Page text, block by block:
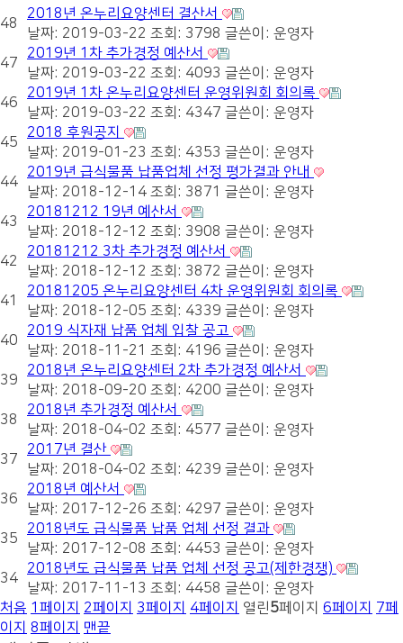
48
2018년 온누리요양센터 결산서
날짜: 2019-03-22 조회: 3798 글쓴이: 운영자
47
2019년 1차 추가경정 예산서
날짜: 2019-03-22 조회: 4093 글쓴이: 운영자
46
2019년 1차 온누리요양센터 운영위원회 회의록
날짜: 2019-03-22 조회: 4347 글쓴이: 운영자
45
2018 후원공지
날짜: 2019-01-23 조회: 4353 글쓴이: 운영자
44
2019년 급식물품 납품업체 선정 평가결과 안내
날짜: 2018-12-14 조회: 3871 글쓴이: 운영자
43
20181212 19년 예산서
날짜: 2018-12-12 조회: 3908 글쓴이: 운영자
42
20181212 3차 추가경정 예산서
날짜: 2018-12-12 조회: 3872 글쓴이: 운영자
41
20181205 온누리요양센터 4차 운영위원회 회의록
날짜: 2018-12-05 조회: 4339 글쓴이: 운영자
40
2019 식자재 납품 업체 입찰 공고
날짜: 2018-11-21 조회: 4196 글쓴이: 운영자
39
2018년 온누리요양센터 2차 추가경정 예산서
날짜: 2018-09-20 조회: 4200 글쓴이: 운영자
38
2018년 추가경정 예산서
날짜: 2018-04-02 조회: 4577 글쓴이: 운영자
37
2017년 결산
날짜: 2018-04-02 조회: 4239 글쓴이: 운영자
36
2018년 예산서
날짜: 2017-12-26 조회: 4297 글쓴이: 운영자
35
2018년도 급식물품 납품 업체 선정 결과
날짜: 2017-12-08 조회: 4453 글쓴이: 운영자
34
2018년도 급식물품 납품 업체 선정 공고(제한경쟁)
날짜: 2017-11-13 조회: 4458 글쓴이: 운영자
처음 1 페이지 2페이지 3페이지 4페이지 열린5페이지 6페이지 7페
이지 8페이지 맨끝